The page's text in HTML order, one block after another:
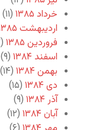
خرداد ۱۳۸۵
(۱۱)
اردیبهشت ۱۳۸۵
فروردین ۱۳۸۵
(۱۲)
اسفند ۱۳۸۴
(۹)
بهمن ۱۳۸۴
(۱۴)
دی ۱۳۸۴
(۱۵)
آذر ۱۳۸۴
(۹)
آبان ۱۳۸۴
(۱۲)